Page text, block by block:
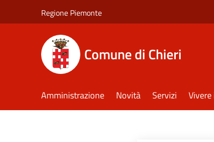
Regione Piemonte
Comune di Chieri
Amministrazione Novità Servizi